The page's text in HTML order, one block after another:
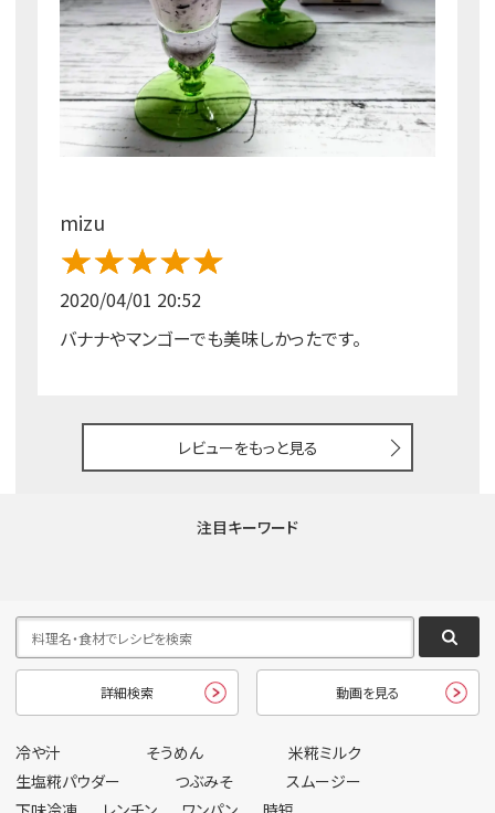
mizu
2020/04/01 20:52
バナナやマンゴーでも美味しかったです。
レビューをもっと見る
注目キーワード
詳細検索 動画を見る
冷や汁 そうめん
米糀ミルク
生塩糀パウダー
つぶみそ
スムージー